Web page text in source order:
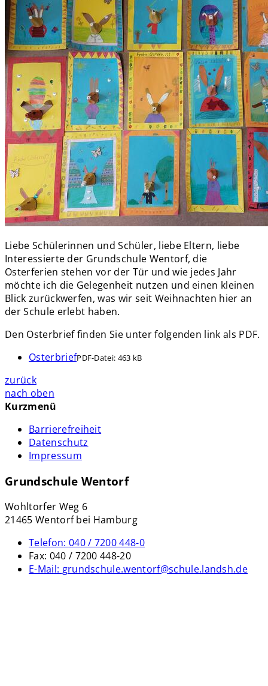
Liebe Schülerinnen und Schüler, liebe Eltern, liebe
Interessierte der Grundschule Wentorf, die
Osterferien stehen vor der Tür und wie jedes Jahr
möchte ich die Gelegenheit nutzen und einen kleinen
Blick zurückwerfen, was wir seit Weihnachten hier an
der Schule erlebt haben.
Den Osterbrief finden Sie unter folgenden link als PDF.
OsterbriefPDF-Datei: 463 kB
zurück
nach oben
Kurzmenü
Barrierefreiheit
Datenschutz
Impressum
Grundschule Wentorf
Wohltorfer Weg 6
21465 Wentorf bei Hamburg
Telefon: 040 / 7200 448-0
Fax: 040 / 7200 448-20
E-Mail: grundschule.wentorf@schule.landsh.de